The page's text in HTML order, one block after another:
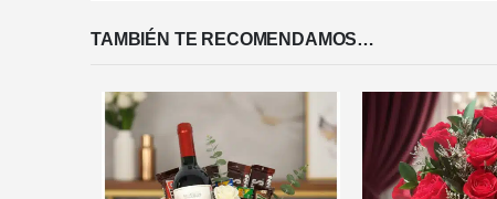
TAMBIÉN TE RECOMENDAMOS…